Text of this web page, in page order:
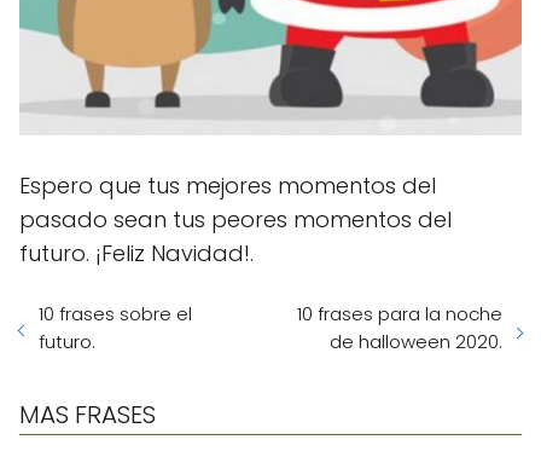
Espero que tus mejores momentos del
pasado sean tus peores momentos del
futuro. ¡Feliz Navidad!.
10 frases sobre el
futuro.
10 frases para la noche
de halloween 2020.
MAS FRASES